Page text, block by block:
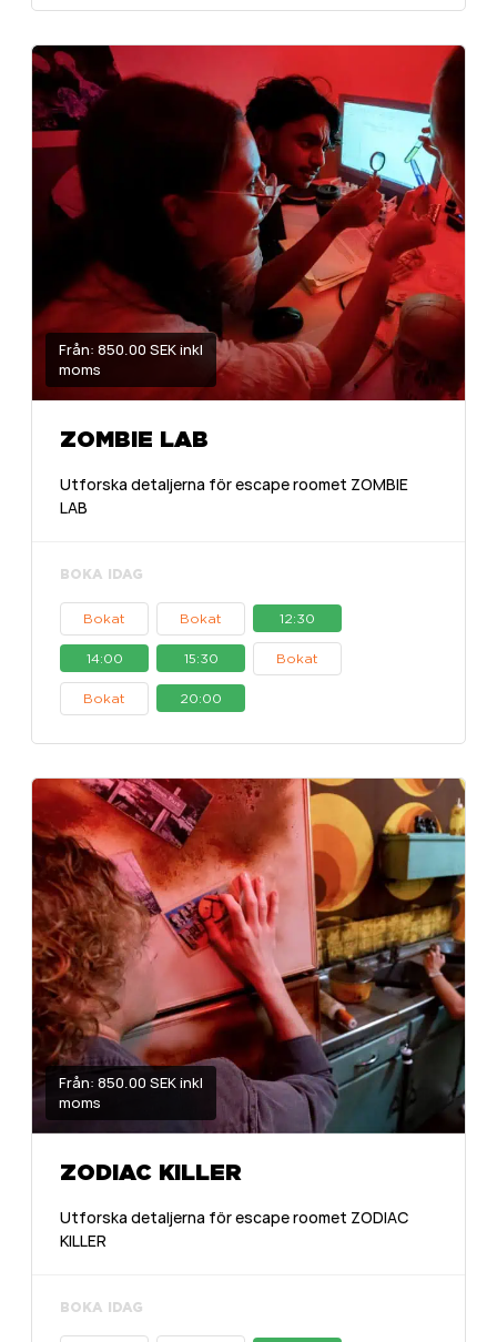
Från: 850.00 SEK inkl
moms
ZOMBIE LAB
Utforska detaljerna för escape roomet ZOMBIE
LAB
BOKA IDAG
Bokat Bokat 12:30
14:00 15:30 Bokat
Bokat 20:00
Från: 850.00 SEK inkl
moms
ZODIAC KILLER
Utforska detaljerna för escape roomet ZODIAC
KILLER
BOKA IDAG